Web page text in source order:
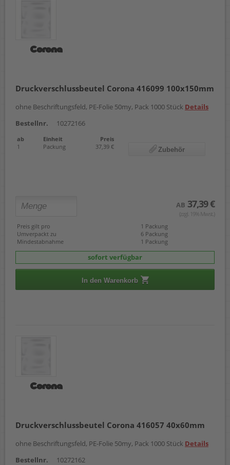
Druckverschlussbeutel Corona 416099 100x150mm
ohne Beschriftungsfeld, PE-Folie 50my, Pack 1000 Stück Details
Bestellnr.
10272166
ab Einheit
Preis
1
Packung 37,39 € Zubehör
AB 37,39 €
(zzgl. 19% Mwst.)
Preis gilt pro
1 Packung
Umverpackt zu
6 Packung
Mindestabnahme
1 Packung
sofort verfügbar
In den Warenkorb
Druckverschlussbeutel Corona 416057 40x60mm
ohne Beschriftungsfeld, PE-Folie 50my, Pack 1000 Stück Details
Bestellnr.
10272162